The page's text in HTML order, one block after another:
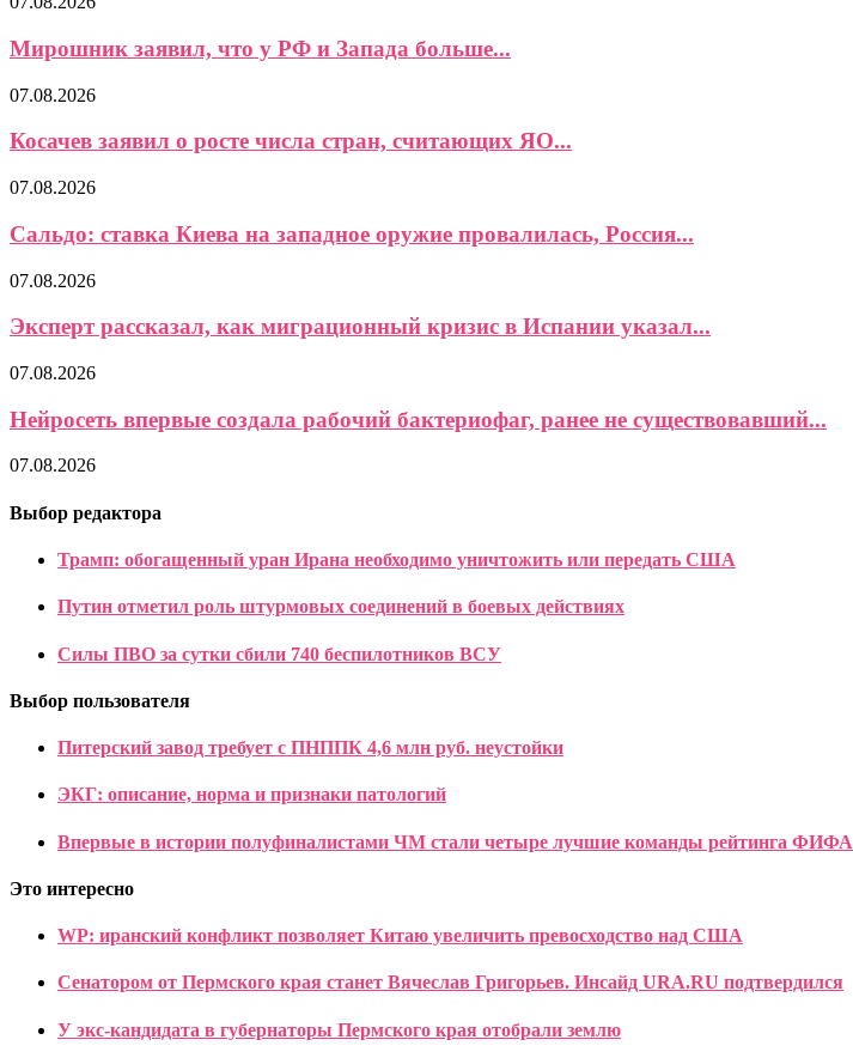
Мирошник заявил, что у РФ и Запада больше...
07.08.2026
Косачев заявил о росте числа стран, считающих ЯО...
07.08.2026
Сальдо: ставка Киева на западное оружие провалилась, Россия...
07.08.2026
Эксперт рассказал, как миграционный кризис в Испании указал...
07.08.2026
Нейросеть впервые создала рабочий бактериофаг, ранее не существовавший...
07.08.2026
Выбор редактора
Трамп: обогащенный уран Ирана необходимо уничтожить или передать США
Путин отметил роль штурмовых соединений в боевых действиях
Силы ПВО за сутки сбили 740 беспилотников ВСУ
Выбор пользователя
Питерский завод требует с ПНППК 4,6 млн руб. неустойки
ЭКГ: описание, норма и признаки патологий
Впервые в истории полуфиналистами ЧМ стали четыре лучшие команды рейтинга ФИФА
Это интересно
WP: иранский конфликт позволяет Китаю увеличить превосходство над США
Сенатором от Пермского края станет Вячеслав Григорьев. Инсайд URA.RU подтвердился
У экс-кандидата в губернаторы Пермского края отобрали землю